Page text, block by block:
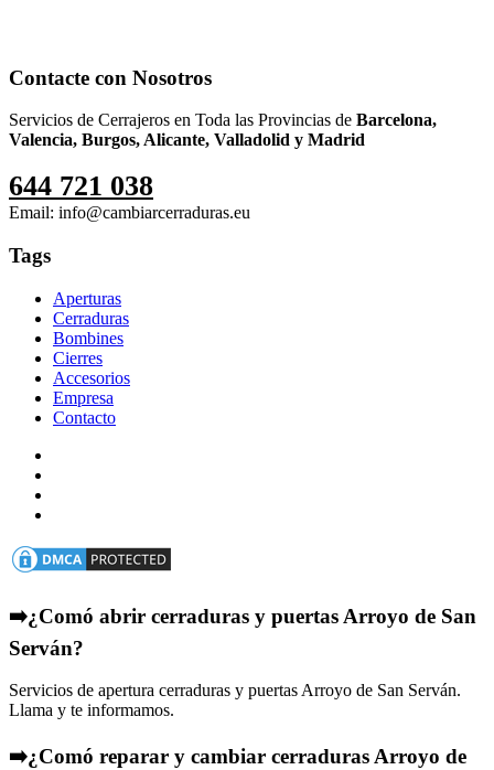
Contacte con Nosotros
Servicios de Cerrajeros en Toda las Provincias de Barcelona,
Valencia, Burgos, Alicante, Valladolid y Madrid
644 721 038
Email: info@cambiarcerraduras.eu
Tags
Aperturas
Cerraduras
Bombines
Cierres
Accesorios
Empresa
Contacto
➡️¿Comó abrir cerraduras y puertas Arroyo de San
Serván?
Servicios de apertura cerraduras y puertas Arroyo de San Serván.
Llama y te informamos.
➡️¿Comó reparar y cambiar cerraduras Arroyo de